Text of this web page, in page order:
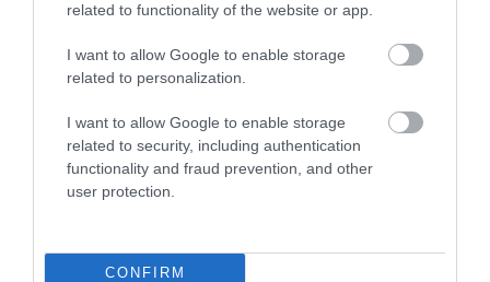
related to functionality of the website or app.
I want to allow Google to enable storage
related to personalization.
I want to allow Google to enable storage
related to security, including authentication
functionality and fraud prevention, and other
user protection.
CONFIRM
Body
280